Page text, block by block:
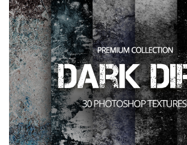
Small 800*533px
Dark Dirt
(30 Overlays)
Large 6000*4000px
Entire Collection
(1783 Overlays)
Large 6000*4000px